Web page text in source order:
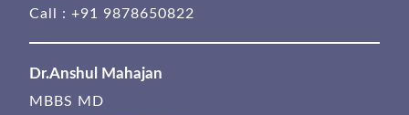
Call : +91 9878650822
Dr.Anshul Mahajan
MBBS MD